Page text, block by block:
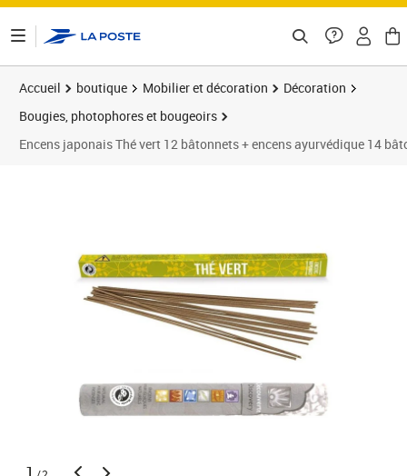
Accueil boutique Mobilier et décoration
Décoration
Bougies, photophores et bougeoirs
Encens japonais Thé vert 12 bâtonnets + encens ayurvédique 14